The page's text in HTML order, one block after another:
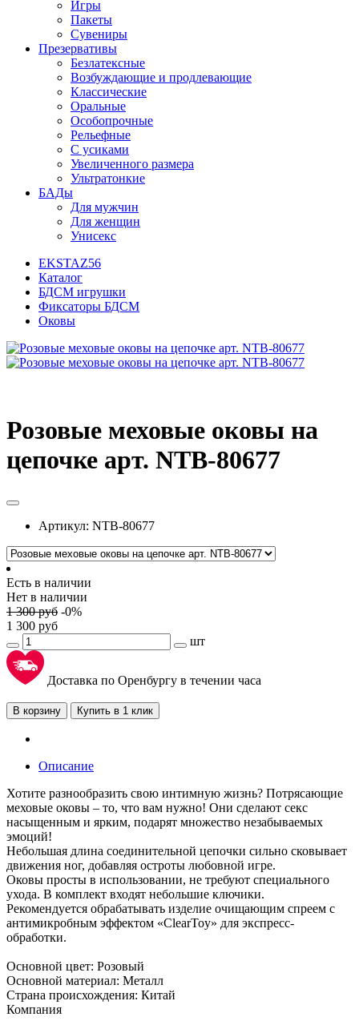
Игры
Пакеты
Сувениры
Презервативы
Безлатексные
Возбуждающие и продлевающие
Классические
Оральные
Особопрочные
Рельефные
С усиками
Увеличенного размера
Ультратонкие
БАДы
Для мужчин
Для женщин
Унисекс
EKSTAZ56
Каталог
БДСМ игрушки
Фиксаторы БДСМ
Оковы
Розовые меховые оковы на
цепочке арт. NTB-80677
Артикул: NTB-80677
Есть в наличии
Нет в наличии
1 300руб -0%
1 300 руб
шт
Доставка по Оренбургу в течении часа
В корзину Купить в 1 клик
Описание
Хотите разнообразить свою интимную жизнь? Потрясающие
меховые оковы – то, что вам нужно! Они сделают секс
насыщенным и ярким, подарят множество незабываемых
эмоций!
Небольшая длина соединительной цепочки сильно сковывает
движения ног, добавляя остроты любовной игре.
Оковы просты в использовании, не требуют специального
ухода. В комплект входят небольшие ключики.
Рекомендуется обрабатывать изделие очищающим спреем с
антимикробным эффектом «ClearToy» для экспресс-
обработки.
Основной цвет: Розовый
Основной материал: Металл
Страна происхождения: Китай
Компания